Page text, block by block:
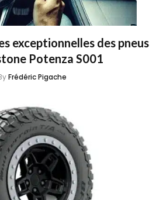
exceptionnelles des pneus
Potenza S001
Frédéric Pigache